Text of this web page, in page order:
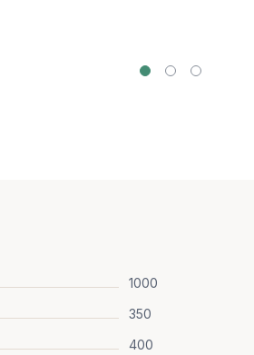
1000
350
400